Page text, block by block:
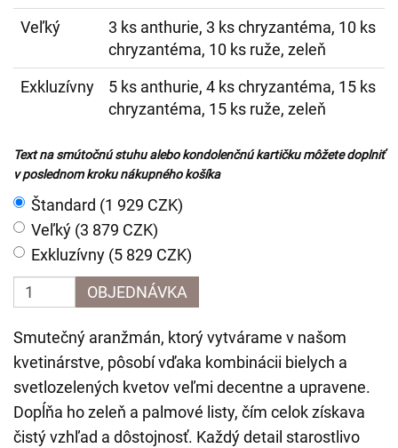
Veľký
3 ks anthurie, 3 ks chryzantéma, 10 ks
chryzantéma, 10 ks ruže, zeleň
Exkluzívny
5 ks anthurie, 4 ks chryzantéma, 15 ks
chryzantéma, 15 ks ruže, zeleň
Text na smútočnú stuhu alebo kondolenčnú kartičku môžete doplniť
v poslednom kroku nákupného košíka
Štandard (1 929 CZK)
Veľký (3 879 CZK)
Exkluzívny (5 829 CZK)
OBJEDNÁVKA
Smutečný aranžmán, ktorý vytvárame v našom
kvetinárstve, pôsobí vďaka kombinácii bielych a
svetlozelených kvetov veľmi decentne a upravene.
Dopĺňa ho zeleň a palmové listy, čím celok získava
čistý vzhľad a dôstojnosť. Každý detail starostlivo